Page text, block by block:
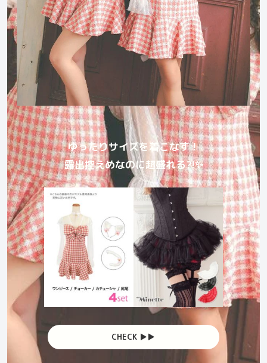
ゆったりサイズを着こなす！
露出控えめなのに超盛れる?!✨
CHECK ▶︎▶︎